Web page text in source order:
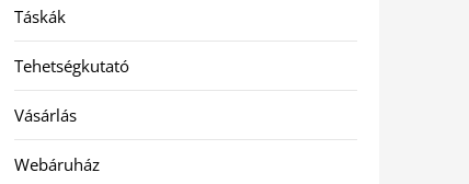
Táskák
Tehetségkutató
Vásárlás
Webáruház